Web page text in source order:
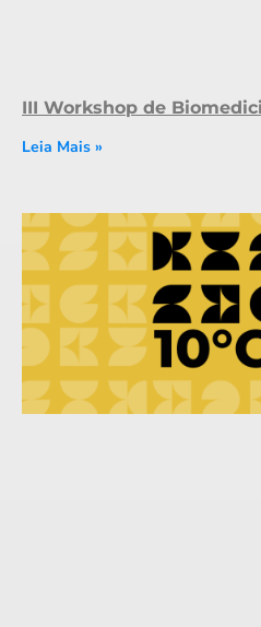
III Workshop de
Leia Mais »